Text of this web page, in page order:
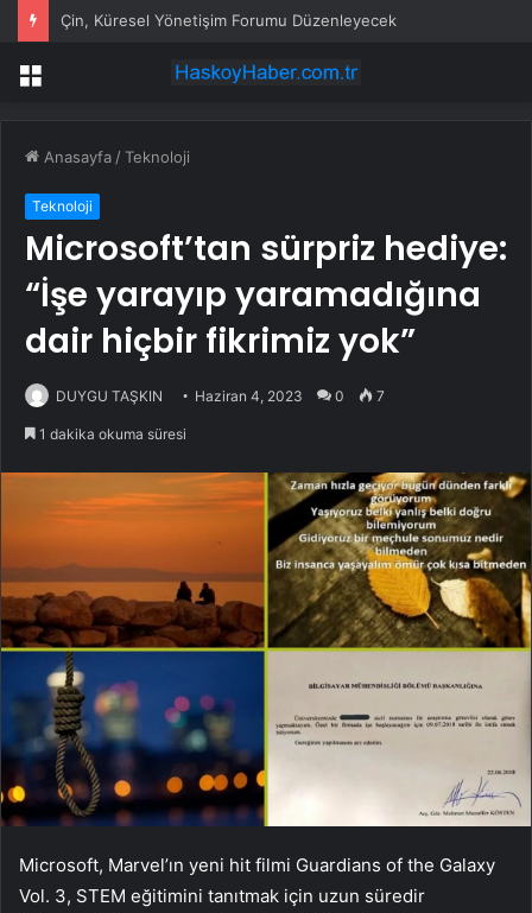
Çin, Küresel Yönetişim Forumu Düzenleyecek
Menü
Anasayfa /Teknoloji
Teknoloji
Microsoft’tan sürpriz hediye:
“İşe yarayıp yaramadığına
dair hiçbir fikrimiz yok”
DUYGU TAŞKIN Haziran 4, 2023 0 7
1 dakika okuma süresi
Microsoft, Marvel’ın yeni hit filmi Guardians of the Galaxy
Vol. 3, STEM eğitimini tanıtmak için uzun süredir